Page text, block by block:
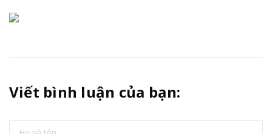
Viết bình luận của bạn: